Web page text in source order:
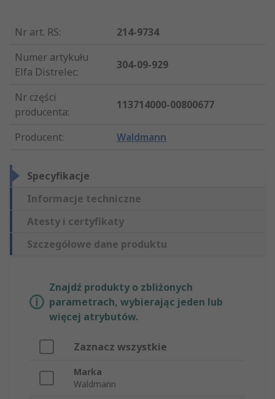
Nr art. RS:
214-9734
Numer artykułu
Elfa Distrelec:
304-09-929
Nr części
producenta:
113714000-00800677
Producent: Waldmann
Specyfikacje
Informacje techniczne
Atesty i certyfikaty
Szczegółowe dane produktu
Znajdź produkty o zbliżonych
parametrach, wybierając jeden lub
więcej atrybutów.
Zaznacz wszystkie
Marka
Waldmann